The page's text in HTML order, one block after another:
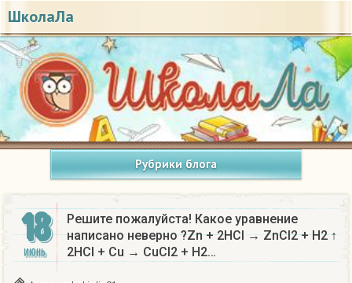
ШколаЛа
Рубрики блога
18
ИЮНЬ
Решите пожалуйста! Какое уравнение
написано неверно ?Zn + 2HCl → ZnCl2 + H2 ↑
2HCl + Cu → CuCl2 + H2…